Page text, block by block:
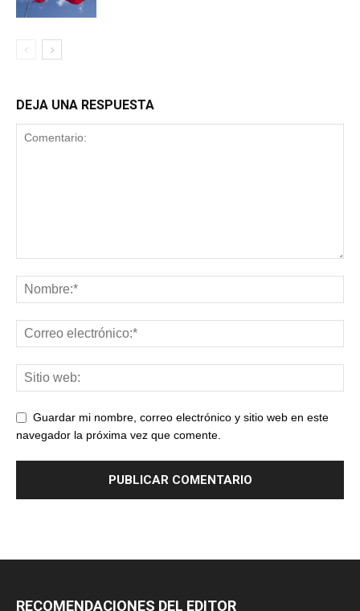
DEJA UNA RESPUESTA
Guardar mi nombre, correo electrónico y sitio web en este
navegador la próxima vez que comente.
RECOMENDACIONES DEL EDITOR